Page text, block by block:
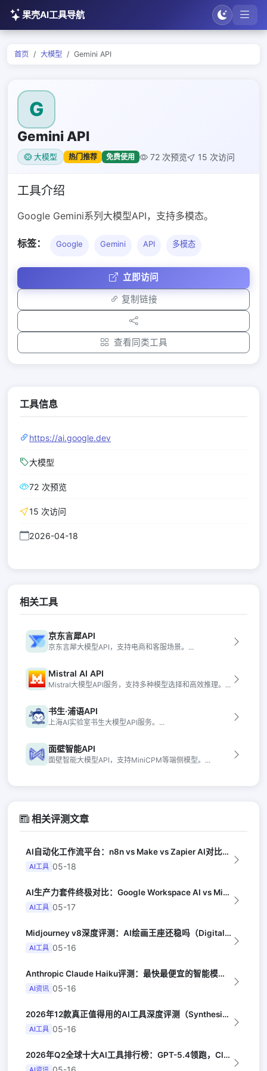
果壳AI工具导航
首页 大模型 Gemini API
G
Gemini API
大模型 热门推荐 免费使用 72 次预览 15 次访问
工具介绍
Google Gemini系列大模型API，支持多模态。
标签： Google Gemini API 多模态
立即访问
复制链接
查看同类工具
工具信息
https://ai.google.dev
大模型
72 次预览
15 次访问
2026-04-18
相关工具
京东言犀API
京东言犀大模型API，支持电商和客服场景。...
Mistral AI API
Mistral大模型API服务，支持多种模型选择和高效推理。...
书生·浦语API
上海AI实验室书生大模型API服务。...
面壁智能API
面壁智能大模型API，支持MiniCPM等端侧模型。...
相关评测文章
AI自动化工作流平台：n8n vs Make vs Zapier AI对比（Au...
AI工具 05-18
AI生产力套件终极对比：Google Workspace AI vs Micro...
AI工具 05-17
Midjourney v8深度评测：AI绘画王座还稳吗（Digital Arts...
AI工具 05-16
Anthropic Claude Haiku评测：最快最便宜的智能模型（Late...
AI资讯 05-16
2026年12款真正值得用的AI工具深度评测（Synthesia评选）
AI工具 05-16
2026年Q2全球十大AI工具排行榜：GPT-5.4领跑，Claude Opus...